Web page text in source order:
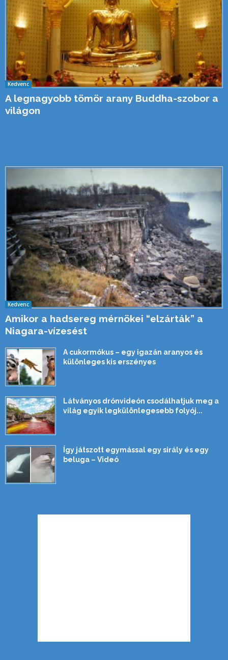
Kedvenc
A legnagyobb tömör arany Buddha-szobor a
világon
Kedvenc
Amikor a hadsereg mérnökei “elzárták” a
Niagara-vízesést
A cukormókus – egy igazán aranyos és
különleges kis erszényes
Látványos drónvideón csodálhatjuk meg a
világ egyik legkülönlegesebb folyój...
Így játszott egymással egy sirály és egy
beluga – Videó